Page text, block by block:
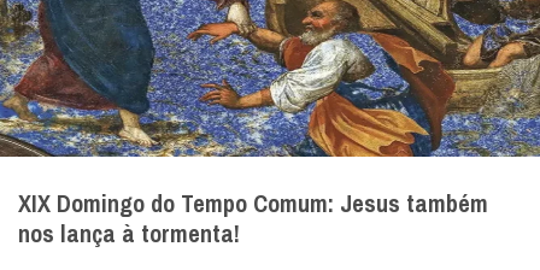
XIX Domingo do Tempo Comum: Jesus também
nos lança à tormenta!